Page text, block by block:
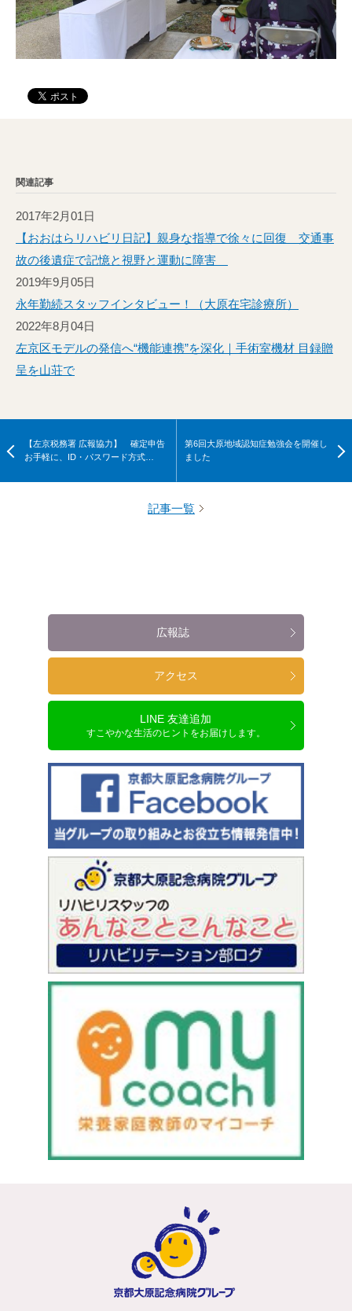
関連記事
2017年2月01日
【おおはらリハビリ日記】親身な指導で徐々に回復 交通事
故の後遺症で記憶と視野と運動に障害
2019年9月05日
永年勤続スタッフインタビュー！（大原在宅診療所）
2022年8月04日
左京区モデルの発信へ“機能連携”を深化｜手術室機材 目録贈
呈を山荘で
【左京税務署 広報協力】 確定申告
お手軽に、ID・パスワード方式…
第6回大原地域認知症勉強会を開催し
ました
記事一覧
広報誌
アクセス
LINE 友達追加
すこやかな生活のヒントをお届けします。